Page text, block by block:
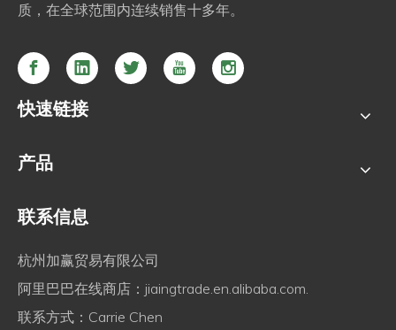
质，在全球范围内连续销售十多年。
快速链接
产品
联系信息
杭州加赢贸易有限公司
阿里巴巴在线商店： jiaingtrade.en.alibaba.com.
联系方式：Carrie Chen